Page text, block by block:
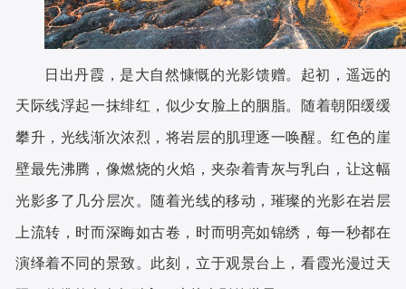
日出丹霞，是大自然慷慨的光影馈赠。起初，遥远的
天际线浮起一抹绯红，似少女脸上的胭脂。随着朝阳缓缓
攀升，光线渐次浓烈，将岩层的肌理逐一唤醒。红色的崖
壁最先沸腾，像燃烧的火焰，夹杂着青灰与乳白，让这幅
光影多了几分层次。随着光线的移动，璀璨的光影在岩层
上流转，时而深晦如古卷，时而明亮如锦绣，每一秒都在
演绎着不同的景致。此刻，立于观景台上，看霞光漫过天